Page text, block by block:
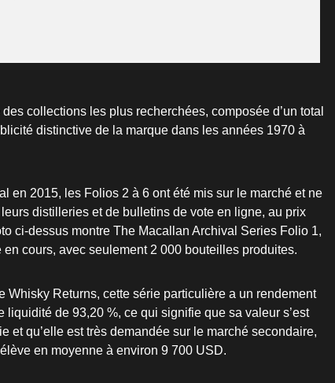
collections les plus recherchées, composée d’un total
distinctive de la marque dans les années 1970 à
en 2015, les Folios 2 à 6 ont été mis sur le marché et ne
distilleries et de bulletins de vote en ligne, au prix
ci-dessus montre The Macallan Archival Series Folio 1,
cours, avec seulement 2 000 bouteilles produites.
Whisky Returns, cette série particulière a un rendement
de 93,20 %, ce qui signifie que sa valeur s’est
et qu’elle est très demandée sur le marché secondaire,
en moyenne à environ 9 700 USD.